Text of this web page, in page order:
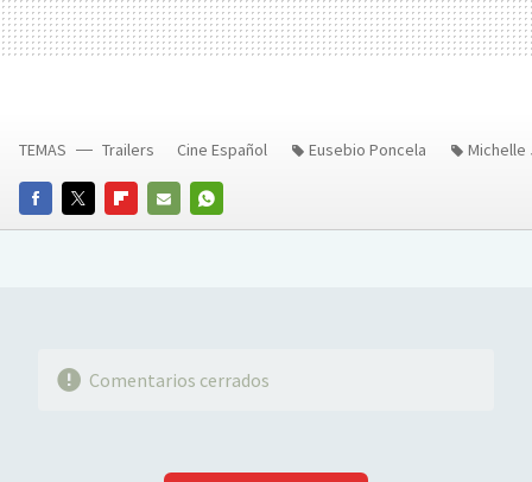
FACEBOOKTWITTERFLIPBOARD
E-
WHATSAPP
TEMAS Trailers Cine Español Eusebio Poncela Michelle
Comentarios cerrados